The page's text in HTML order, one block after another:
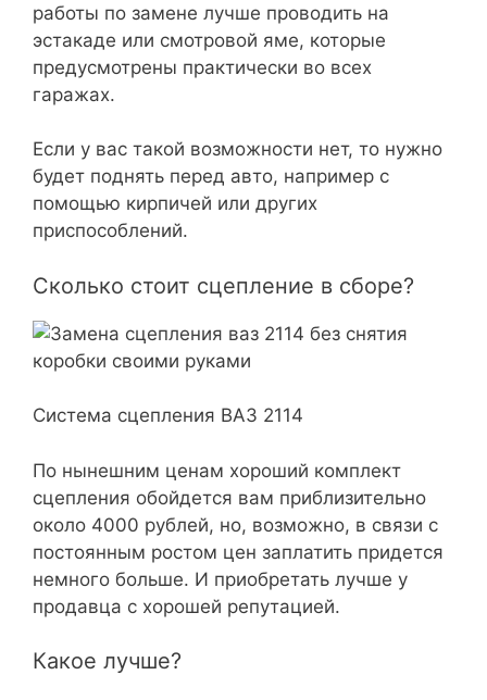
работы по замене лучше проводить на
эстакаде или смотровой яме, которые
предусмотрены практически во всех
гаражах.
Если у вас такой возможности нет, то нужно
будет поднять перед авто, например с
помощью кирпичей или других
приспособлений.
Сколько стоит сцепление в сборе?
Система сцепления ВАЗ 2114
По нынешним ценам хороший комплект
сцепления обойдется вам приблизительно
около 4000 рублей, но, возможно, в связи с
постоянным ростом цен заплатить придется
немного больше. И приобретать лучше у
продавца с хорошей репутацией.
Какое лучше?